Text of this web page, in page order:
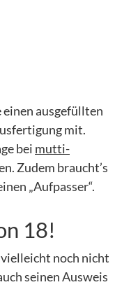
ausgefüllten
mit.
bei mutti-
Zudem braucht’s
„Aufpasser“.
18!
noch nicht
seinen Ausweis